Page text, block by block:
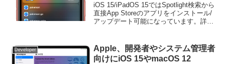
iOS 15/iPadOS 15ではSpotlight検索から
直接App Storeのアプリをインストール/
アップデート可能になっています。詳細
Developer
Apple、開発者やシステム管理者
向けにiOS 15やmacOS 12